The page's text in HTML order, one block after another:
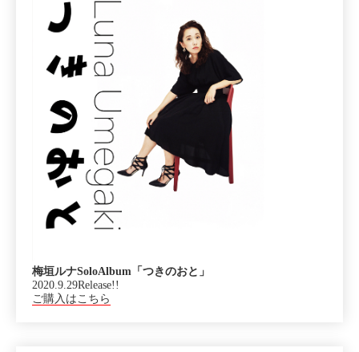
梅垣ルナSoloAlbum「つきのおと」
2020.9.29Release!!
ご購入はこちら